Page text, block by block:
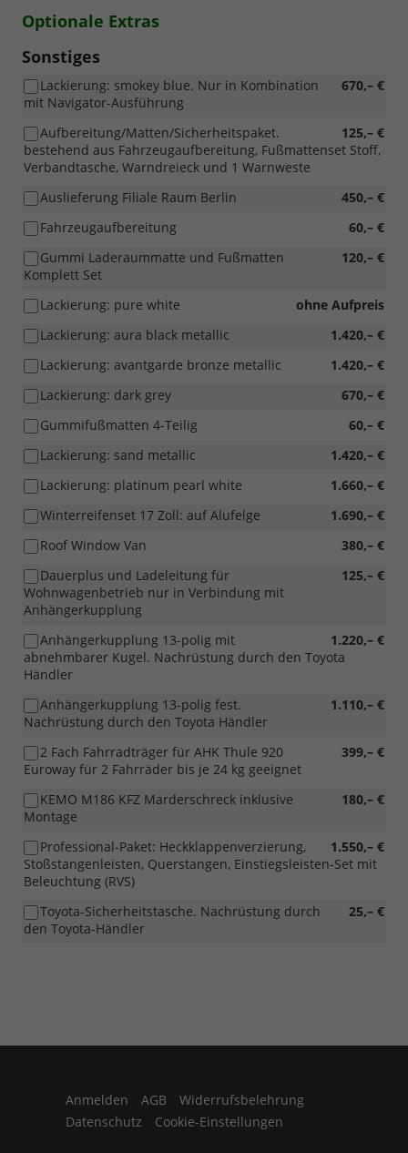
Optionale Extras
Sonstiges
670,– €
Lackierung: smokey blue. Nur in Kombination
mit Navigator-Ausführung
125,– €
Aufbereitung/Matten/Sicherheitspaket.
bestehend aus Fahrzeugaufbereitung, Fußmattenset Stoff,
Verbandtasche, Warndreieck und 1 Warnweste
450,– €
Auslieferung Filiale Raum Berlin
60,– €
Fahrzeugaufbereitung
120,– €
Gummi Laderaummatte und Fußmatten
Komplett Set
ohne Aufpreis
Lackierung: pure white
1.420,– €
Lackierung: aura black metallic
1.420,– €
Lackierung: avantgarde bronze metallic
670,– €
Lackierung: dark grey
60,– €
Gummifußmatten 4-Teilig
1.420,– €
Lackierung: sand metallic
1.660,– €
Lackierung: platinum pearl white
1.690,– €
Winterreifenset 17 Zoll: auf Alufelge
380,– €
Roof Window Van
125,– €
Dauerplus und Ladeleitung für
Wohnwagenbetrieb nur in Verbindung mit
Anhängerkupplung
1.220,– €
Anhängerkupplung 13-polig mit
abnehmbarer Kugel. Nachrüstung durch den Toyota
Händler
1.110,– €
Anhängerkupplung 13-polig fest.
Nachrüstung durch den Toyota Händler
399,– €
2 Fach Fahrradträger für AHK Thule 920
Euroway für 2 Fahrräder bis je 24 kg geeignet
180,– €
KEMO M186 KFZ Marderschreck inklusive
Montage
1.550,– €
Professional-Paket: Heckklappenverzierung,
Stoßstangenleisten, Querstangen, Einstiegsleisten-Set mit
Beleuchtung (RVS)
25,– €
Toyota-Sicherheitstasche. Nachrüstung durch
den Toyota-Händler
Anmelden AGB
Widerrufsbelehrung
Datenschutz
Cookie-Einstellungen